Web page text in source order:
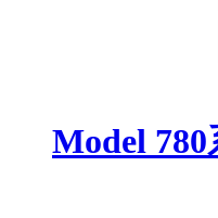
Model